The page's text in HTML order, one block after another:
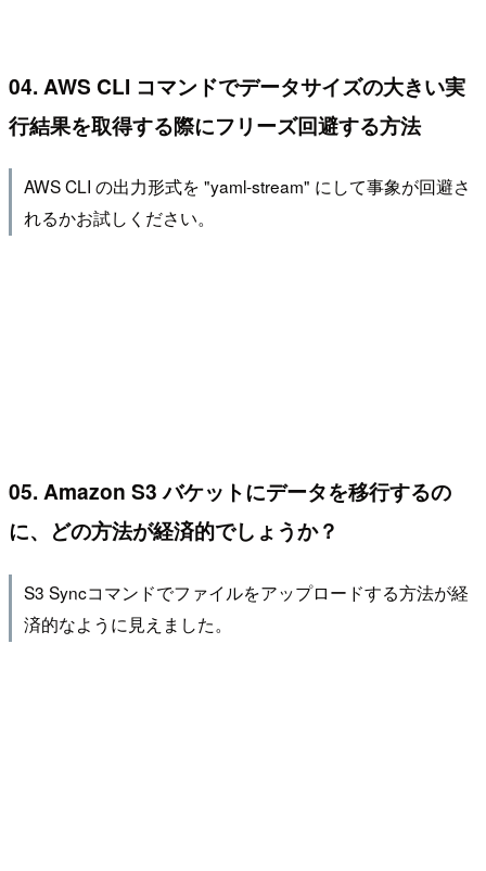
04. AWS CLI コマンドでデータサイズの大きい実
行結果を取得する際にフリーズ回避する方法
AWS CLI の出力形式を "yaml-stream" にして事象が回避さ
れるかお試しください。
05. Amazon S3 バケットにデータを移行するの
に、どの方法が経済的でしょうか？
S3 Syncコマンドでファイルをアップロードする方法が経
済的なように見えました。